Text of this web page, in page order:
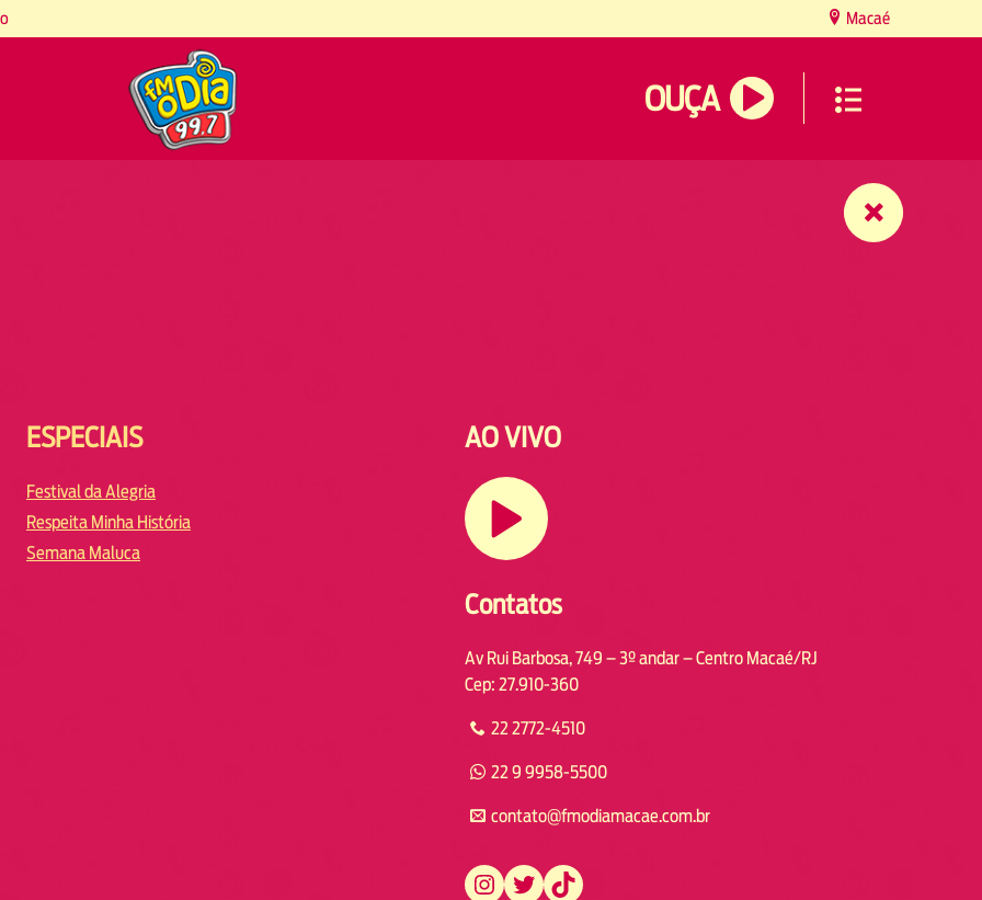
Macaé
OUÇA
ESPECIAIS
Festival da Alegria
Respeita Minha História
Semana Maluca
AO VIVO
Contatos
Av Rui Barbosa, 749 – 3º andar – Centro Macaé/RJ
Cep: 27.910-360
22 2772-4510
22 9 9958-5500
contato@fmodiamacae.com.br
https://www.instagram.com/fmodia.macae/ https://twitter.com/fmodia.macae/ https://www.tiktok.com/@fmodia.macae